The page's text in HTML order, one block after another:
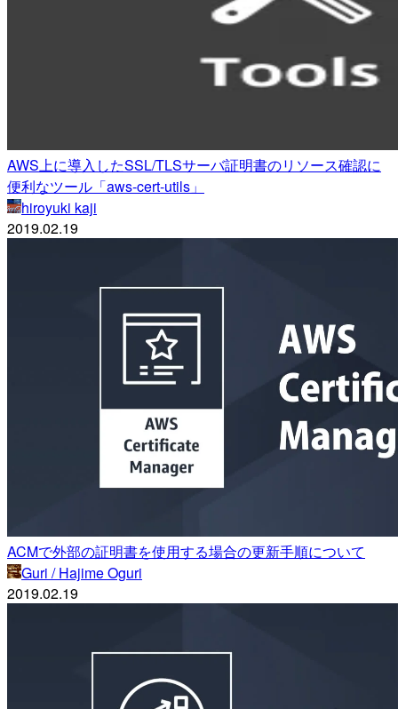
AWS上に導入したSSL/TLSサーバ証明書のリソース確認に
便利なツール「aws-cert-utils」
hiroyuki kaji
2019.02.19
ACMで外部の証明書を使用する場合の更新手順について
Guri / Hajime Oguri
2019.02.19